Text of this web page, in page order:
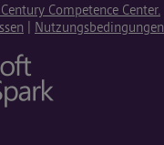
Competence Center.
Nutzungsbedingungen